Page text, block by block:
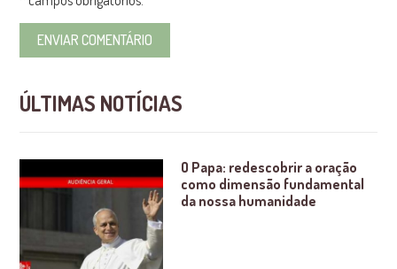
ÚLTIMAS NOTÍCIAS
O Papa: redescobrir a oração
como dimensão fundamental
da nossa humanidade